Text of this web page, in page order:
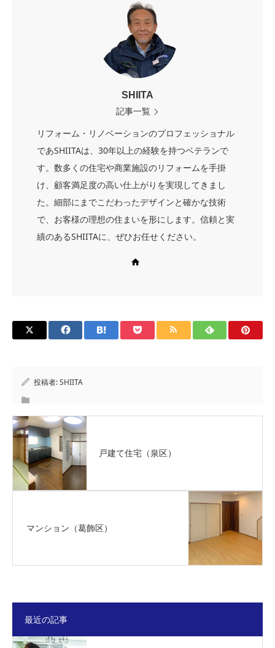
SHIITA
記事一覧
リフォーム・リノベーションのプロフェッショナル
であSHIITAは、30年以上の経験を持つベテランで
す。数多くの住宅や商業施設のリフォームを手掛
け、顧客満足度の高い仕上がりを実現してきまし
た。細部にまでこだわったデザインと確かな技術
で、お客様の理想の住まいを形にします。信頼と実
績のあるSHIITAに、ぜひお任せください。
投稿者:SHIITA
戸建て住宅（泉区）
マンション（葛飾区）
最近の記事